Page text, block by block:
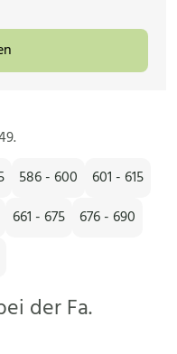
586 - 600
601 - 615
661 - 675
676 - 690
der Fa.